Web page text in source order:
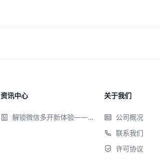
资讯中心
解锁微信多开新体验——神奇云多聊软件来袭！
关于我们
公司概况
联系我们
许可协议